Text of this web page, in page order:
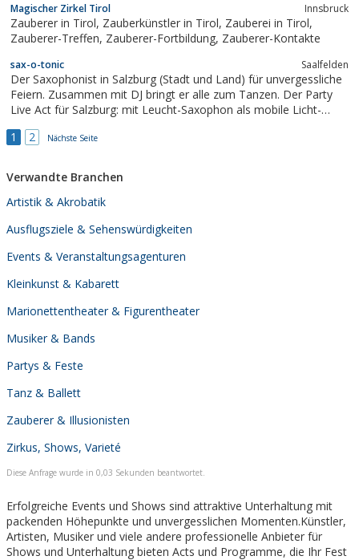
Magischer Zirkel Tirol Innsbruck
Zauberer in Tirol, Zauberkünstler in Tirol, Zauberei in Tirol,
Zauberer-Treffen, Zauberer-Fortbildung, Zauberer-Kontakte
sax-o-tonic Saalfelden
Der Saxophonist in Salzburg (Stadt und Land) für unvergessliche
Feiern. Zusammen mit DJ bringt er alle zum Tanzen. Der Party
Live Act für Salzburg: mit Leucht-Saxophon als mobile Licht-
1 2 Nächste Seite
Verwandte Branchen
Artistik & Akrobatik
Ausflugsziele & Sehenswürdigkeiten
Events & Veranstaltungsagenturen
Kleinkunst & Kabarett
Marionettentheater & Figurentheater
Musiker & Bands
Partys & Feste
Tanz & Ballett
Zauberer & Illusionisten
Zirkus, Shows, Varieté
Diese Anfrage wurde in 0,03 Sekunden beantwortet.
Erfolgreiche Events und Shows sind attraktive Unterhaltung mit
packenden Höhepunkte und unvergesslichen Momenten.Künstler,
Artisten, Musiker und viele andere professionelle Anbieter für
Shows und Unterhaltung bieten Acts und Programme, die Ihr Fest